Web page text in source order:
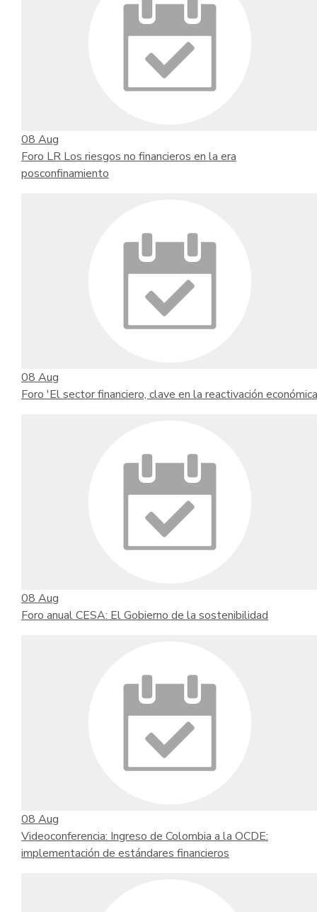
08 Aug
Foro LR Los riesgos no financieros en la era
posconfinamiento
08 Aug
Foro 'El sector financiero, clave en la reactivación
08 Aug
Foro anual CESA: El Gobierno de la sostenibilidad
08 Aug
Videoconferencia: Ingreso de Colombia a la OCDE:
implementación de estándares financieros